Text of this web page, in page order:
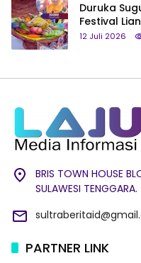
Duruka
Festival
hingga
12 Juli 2026
BRIS TOWN HOUSE
SULAWESI TENGGARA.
PARTNER LINK